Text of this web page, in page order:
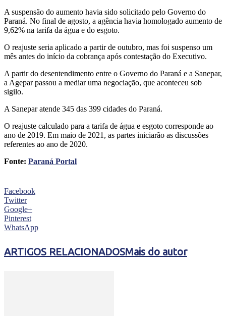
A suspensão do aumento havia sido solicitado pelo Governo do
Paraná. No final de agosto, a agência havia homologado aumento de
9,62% na tarifa da água e do esgoto.
O reajuste seria aplicado a partir de outubro, mas foi suspenso um
mês antes do início da cobrança após contestação do Executivo.
A partir do desentendimento entre o Governo do Paraná e a Sanepar,
a Agepar passou a mediar uma negociação, que aconteceu sob
sigilo.
A Sanepar atende 345 das 399 cidades do Paraná.
O reajuste calculado para a tarifa de água e esgoto corresponde ao
ano de 2019. Em maio de 2021, as partes iniciarão as discussões
referentes ao ano de 2020.
Fonte: Paraná Portal
Facebook
Twitter
Google+
Pinterest
WhatsApp
ARTIGOS RELACIONADOSMais do autor